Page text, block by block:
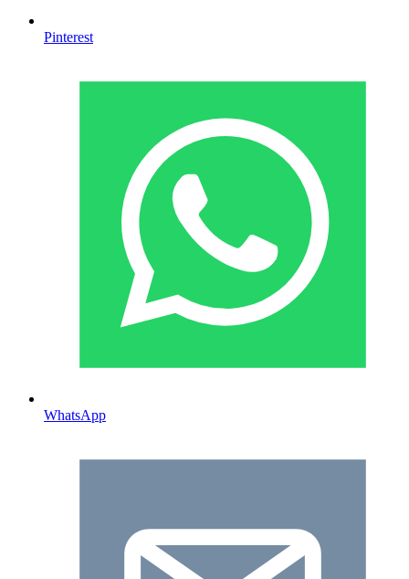
Pinterest
WhatsApp